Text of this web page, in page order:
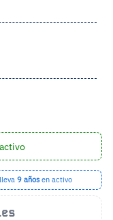
9 añosen activo